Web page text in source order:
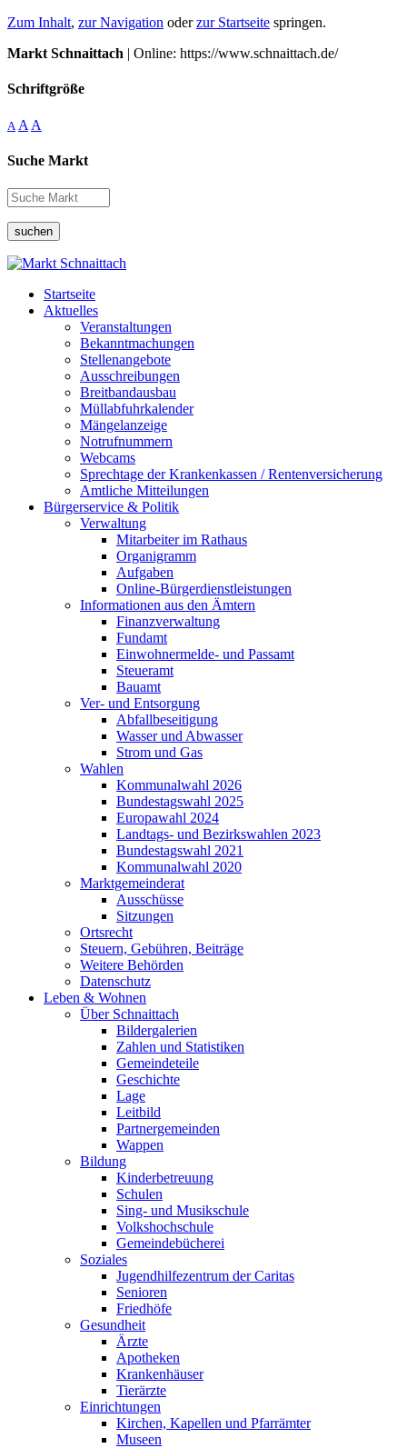
Zum Inhalt, zur Navigation oderzur Startseite springen.
Markt Schnaittach | Online: https://www.schnaittach.de/
Schriftgröße
A A A
Suche Markt
suchen
Startseite
Aktuelles
Veranstaltungen
Bekanntmachungen
Stellenangebote
Ausschreibungen
Breitbandausbau
Müllabfuhrkalender
Mängelanzeige
Notrufnummern
Webcams
Sprechtage der Krankenkassen / Rentenversicherung
Amtliche Mitteilungen
Bürgerservice & Politik
Verwaltung
Mitarbeiter im Rathaus
Organigramm
Aufgaben
Online-Bürgerdienstleistungen
Informationen aus den Ämtern
Finanzverwaltung
Fundamt
Einwohnermelde- und Passamt
Steueramt
Bauamt
Ver- und Entsorgung
Abfallbeseitigung
Wasser und Abwasser
Strom und Gas
Wahlen
Kommunalwahl 2026
Bundestagswahl 2025
Europawahl 2024
Landtags- und Bezirkswahlen 2023
Bundestagswahl 2021
Kommunalwahl 2020
Marktgemeinderat
Ausschüsse
Sitzungen
Ortsrecht
Steuern, Gebühren, Beiträge
Weitere Behörden
Datenschutz
Leben & Wohnen
Über Schnaittach
Bildergalerien
Zahlen und Statistiken
Gemeindeteile
Geschichte
Lage
Leitbild
Partnergemeinden
Wappen
Bildung
Kinderbetreuung
Schulen
Sing- und Musikschule
Volkshochschule
Gemeindebücherei
Soziales
Jugendhilfezentrum der Caritas
Senioren
Friedhöfe
Gesundheit
Ärzte
Apotheken
Krankenhäuser
Tierärzte
Einrichtungen
Kirchen, Kapellen und Pfarrämter
Museen